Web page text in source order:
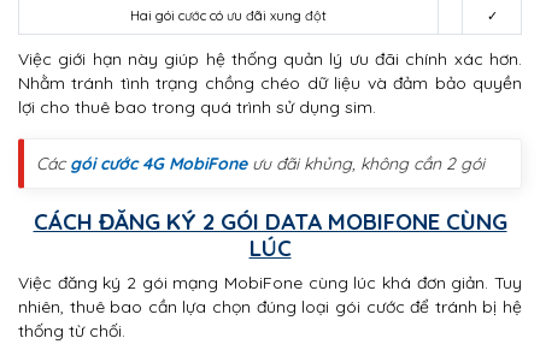
Hai gói cước có ưu đãi xung đột ✓
Việc giới hạn này giúp hệ thống quản lý ưu đãi chính xác hơn.
Nhằm tránh tình trạng chồng chéo dữ liệu và đảm bảo quyền
lợi cho thuê bao trong quá trình sử dụng sim.
Cácgói cước 4G MobiFoneưu đãi khủng, không cần 2 gói
CÁCH ĐĂNG KÝ 2 GÓI DATA MOBIFONE CÙNG
LÚC
Việc đăng ký 2 gói mạng MobiFone cùng lúc khá đơn giản. Tuy
nhiên, thuê bao cần lựa chọn đúng loại gói cước để tránh bị hệ
thống từ chối.